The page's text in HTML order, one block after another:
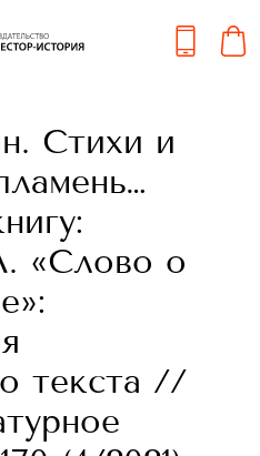
Стихи и
«Слово о
текста //